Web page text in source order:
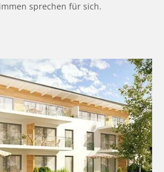
sprechen für sich.